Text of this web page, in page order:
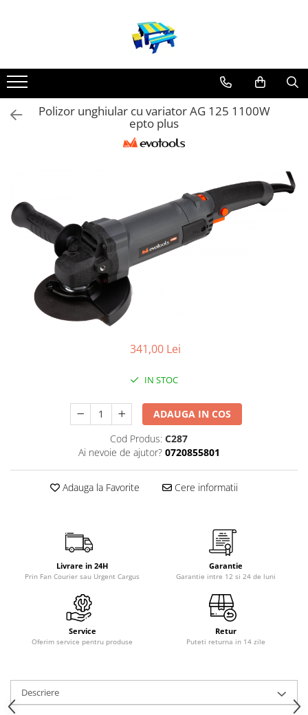
Mobilier Exterior
Articole pentru gradina
Atomizoare
Plase polietilena
Plase umbrire
Plase anti insecte
Plase anti pasari
Plase anti buruieni
Plase castraveti
gard viu
Chiuvete Baie si Bucatarie
Polizor unghiular cu variator AG 125 1100W
epto plus
341,00 Lei
IN STOC
ADAUGA IN COS
Cod Produs: C287
Ai nevoie de ajutor? 0720855801
Adauga la Favorite Cere informatii
Livrare in 24H
Prin Fan Courier sau Urgent Cargus
Garantie
Garantie intre 12 si 24 de luni
Service
Oferim service pentru produse
Retur
Puteti returna in 14 zile
Descriere